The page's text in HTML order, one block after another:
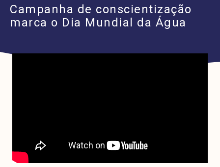
Campanha de conscientização
marca o Dia Mundial da Água